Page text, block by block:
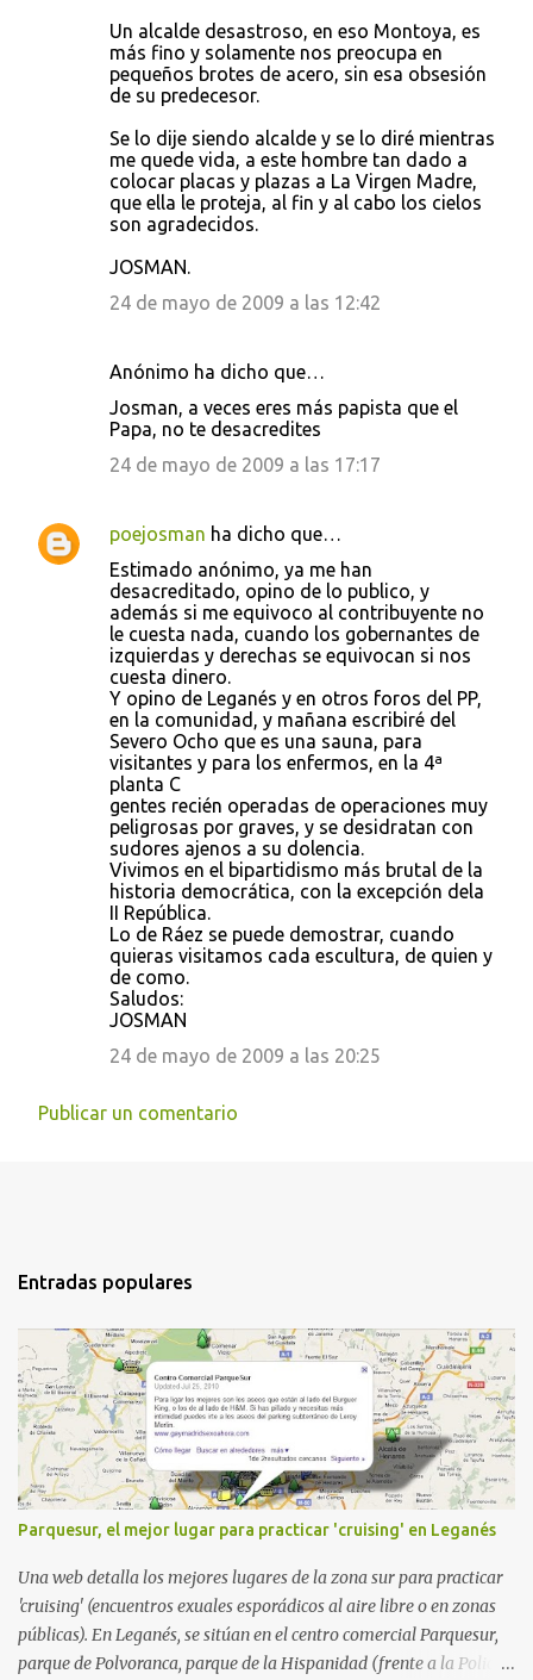
Un alcalde desastroso, en eso Montoya, es
más fino y solamente nos preocupa en
pequeños brotes de acero, sin esa obsesión
de su predecesor.
Se lo dije siendo alcalde y se lo diré mientras
me quede vida, a este hombre tan dado a
colocar placas y plazas a La Virgen Madre,
que ella le proteja, al fin y al cabo los cielos
son agradecidos.
JOSMAN.
24 de mayo de 2009 a las 12:42
Anónimo ha dicho que…
Josman, a veces eres más papista que el
Papa, no te desacredites
24 de mayo de 2009 a las 17:17
poejosman ha dicho que…
Estimado anónimo, ya me han
desacreditado, opino de lo publico, y
además si me equivoco al contribuyente no
le cuesta nada, cuando los gobernantes de
izquierdas y derechas se equivocan si nos
cuesta dinero.
Y opino de Leganés y en otros foros del PP,
en la comunidad, y mañana escribiré del
Severo Ocho que es una sauna, para
visitantes y para los enfermos, en la 4ª
planta C
gentes recién operadas de operaciones muy
peligrosas por graves, y se desidratan con
sudores ajenos a su dolencia.
Vivimos en el bipartidismo más brutal de la
historia democrática, con la excepción dela
II República.
Lo de Ráez se puede demostrar, cuando
quieras visitamos cada escultura, de quien y
de como.
Saludos:
JOSMAN
24 de mayo de 2009 a las 20:25
Publicar un comentario
Entradas populares
Parquesur, el mejor lugar para practicar 'cruising' en Leganés
Una web detalla los mejores lugares de la zona sur para practicar
'cruising' (encuentros exuales esporádicos al aire libre o en zonas
públicas). En Leganés, se sitúan en el centro comercial Parquesur,
parque de Polvoranca, parque de la Hispanidad (frente a la Policía